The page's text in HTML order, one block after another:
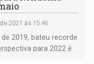
2021 às 15:46
2019, bateu recorde
para 2022 é